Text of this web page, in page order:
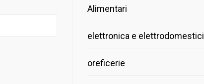
Alimentari
elettronica e elettrodomestici
oreficerie